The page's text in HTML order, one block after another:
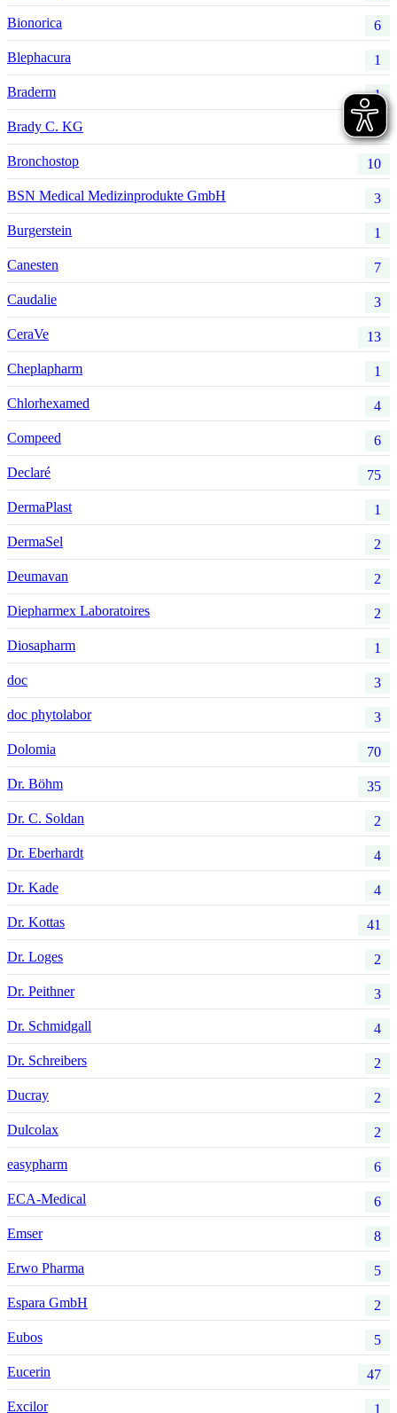
Bionorica 6
Blephacura 1
Braderm 1
Brady C. KG
Bronchostop 10
BSN Medical Medizinprodukte GmbH 3
Burgerstein 1
Canesten 7
Caudalie 3
CeraVe 13
Cheplapharm 1
Chlorhexamed 4
Compeed 6
Declaré 75
DermaPlast 1
DermaSel 2
Deumavan 2
Diepharmex Laboratoires 2
Diosapharm 1
doc 3
doc phytolabor 3
Dolomia 70
Dr. Böhm 35
Dr. C. Soldan 2
Dr. Eberhardt 4
Dr. Kade 4
Dr. Kottas 41
Dr. Loges 2
Dr. Peithner 3
Dr. Schmidgall 4
Dr. Schreibers 2
Ducray 2
Dulcolax 2
easypharm 6
ECA-Medical 6
Emser 8
Erwo Pharma 5
Espara GmbH 2
Eubos 5
Eucerin 47
Excilor 1